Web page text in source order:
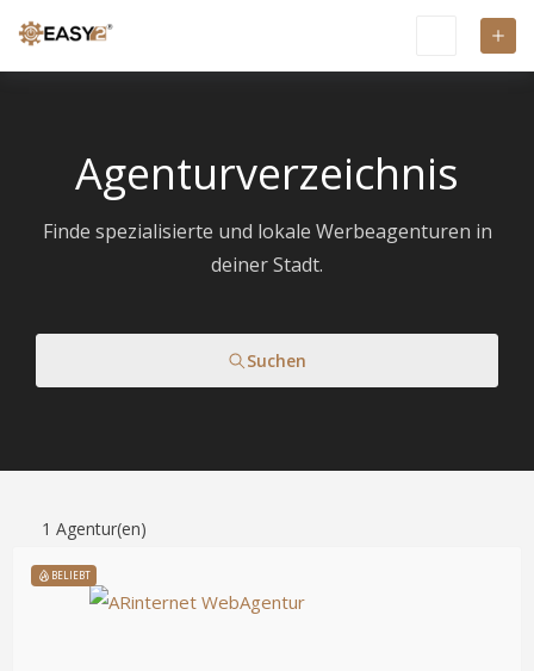
Agenturverzeichnis
Finde spezialisierte und lokale Werbeagenturen in
deiner Stadt.
Suchen
1 Agentur(en)
BELIEBT